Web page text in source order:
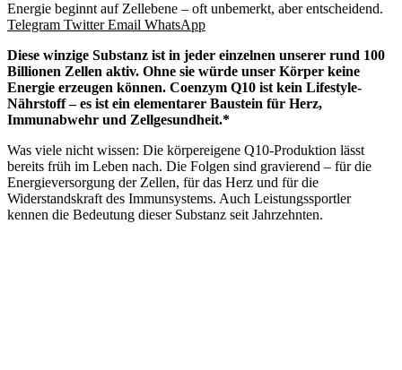
Energie beginnt auf Zellebene – oft unbemerkt, aber entscheidend.
Telegram Twitter Email WhatsApp
Diese winzige Substanz ist in jeder einzelnen unserer rund 100
Billionen Zellen aktiv. Ohne sie würde unser Körper keine
Energie erzeugen können. Coenzym Q10 ist kein Lifestyle-
Nährstoff – es ist ein elementarer Baustein für Herz,
Immunabwehr und Zellgesundheit.*
Was viele nicht wissen: Die körpereigene Q10-Produktion lässt
bereits früh im Leben nach. Die Folgen sind gravierend – für die
Energieversorgung der Zellen, für das Herz und für die
Widerstandskraft des Immunsystems. Auch Leistungssportler
kennen die Bedeutung dieser Substanz seit Jahrzehnten.